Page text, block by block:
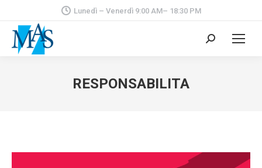
Lunedì – Venerdì 9:00 AM– 18:30 PM
Cerca:
RESPONSABILITA